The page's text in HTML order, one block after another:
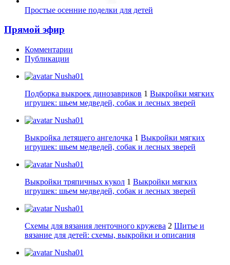
Простые осенние поделки для детей
Прямой эфир
Комментарии
Публикации
Nusha01
Подборка выкроек динозавриков 1 Выкройки мягких
игрушек: шьем медведей, собак и лесных зверей
Nusha01
Выкройка летящего ангелочка 1 Выкройки мягких
игрушек: шьем медведей, собак и лесных зверей
Nusha01
Выкройки тряпичных кукол 1 Выкройки мягких
игрушек: шьем медведей, собак и лесных зверей
Nusha01
Схемы для вязания ленточного кружева 2 Шитье и
вязание для детей: схемы, выкройки и описания
Nusha01